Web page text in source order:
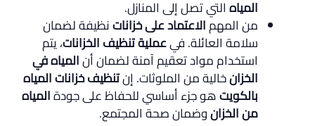
المياهالتي تصل إلى المنازل.
من المهمالاعتماد على خزاناتنظيفة لضمان
سلامة العائلة. فيعملية تنظيف الخزانات، يتم
استخدام مواد تعقيم آمنة لضمان أنالمياه في
الخزانخالية من الملوثات. إنتنظيف خزانات المياه
بالكويتهو جزء أساسي للحفاظ على جودةالمياه
من الخزانوضمان صحة المجتمع.